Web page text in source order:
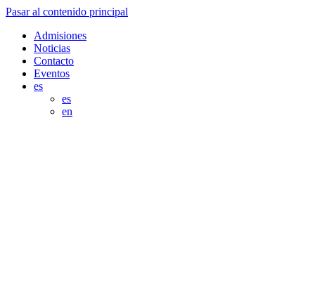
Pasar al contenido principal
Admisiones
Noticias
Contacto
Eventos
es
es
en